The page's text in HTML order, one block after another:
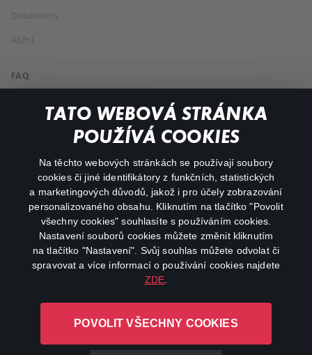
TATO WEBOVÁ STRÁNKA
POUŽÍVÁ COOKIES
Na těchto webových stránkách se používají soubory
cookies či jiné identifikátory z funkčních, statistických
a marketingových důvodů, jakož i pro účely zobrazování
personalizovaného obsahu. Kliknutím na tlačítko "Povolit
všechny cookies" souhlasíte s používáním cookies.
Nastavení souborů cookies můžete změnit kliknutím
na tlačítko "Nastavení". Svůj souhlas můžete odvolat či
spravovat a více informací o používání cookies najdete
ZDE
POVOLIT VŠECHNY COOKIES
Dokumenty
Akční
FAQ
Můj účet
Důležité odkazy
facebookinstagram
youtube
L-1246 Luxembourg R.C.S.